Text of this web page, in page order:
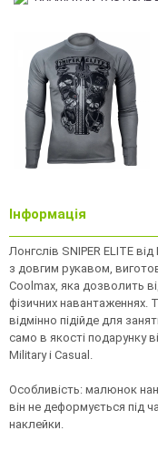
Інформація
Лонгслів SNIPER ELITE
з довгим рукавом,
Coolmax, яка дозволить
фізичних навантаженнях.
відмінно підійде для
само в якості подарунку
Military і Casual.
Особливість: малюнок
він не деформується під
наклейки.